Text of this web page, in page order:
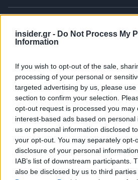
insider.gr - Do Not Process My
Information
If you wish to opt-out of the sale,
processing of your personal or
targeted advertising by us, please
section to confirm your selection.
opt-out request is processed you may
interest-based ads based on
us or personal information disclosed
your opt-out. You may separately opt-
disclosure of your personal
IAB’s list of downstream participants.
also be disclosed by us to third
Γραπτή ειδοποίηση
βλάβης (email, SMS ή
το πρόβλημα και δίνει λογικό
για την επισκευή.
Επισκευή με παρακράτηση